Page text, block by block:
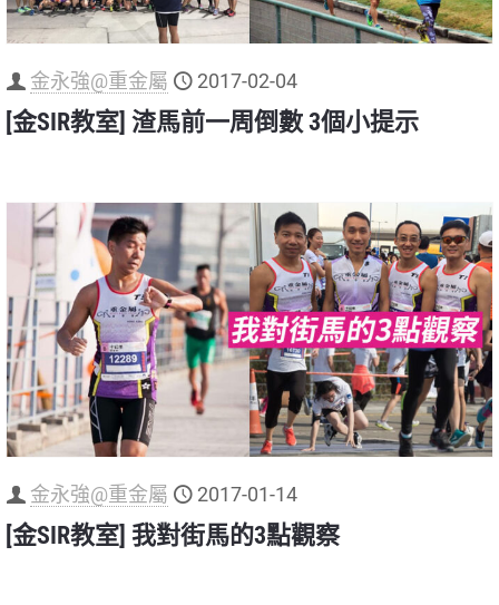
金永強@重金屬 2017-02-04
[金SIR教室] 渣馬前一周倒數 3個小提示
金永強@重金屬 2017-01-14
[金SIR教室] 我對街馬的3點觀察